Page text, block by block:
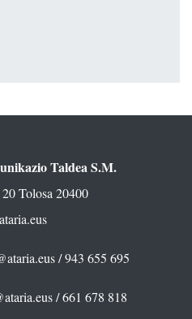
Taldea S.M.
Tolosa 20400
/ 943 655 695
/ 661 678 818